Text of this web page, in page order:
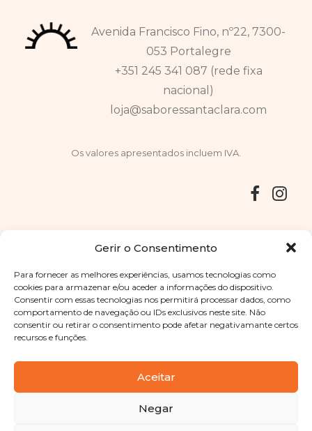
Gerir o Consentimento
Para fornecer as melhores experiências, usamos tecnologias como
cookies para armazenar e/ou aceder a informações do dispositivo.
Consentir com essas tecnologias nos permitirá processar dados, como
comportamento de navegação ou IDs exclusivos neste site. Não
consentir ou retirar o consentimento pode afetar negativamante certos
recursos e funções.
Aceitar
Negar
Avenida Francisco Fino, nº22, 7300-
053 Portalegre
+351 245 341 087 (rede fixa
nacional)
loja@saboressantaclara.com
Os valores apresentados incluem IVA.
Copyright © 2025 Sabores Santa Clara
. Todos os direitos
reservadosPolítica de Privacidade |Termos e condições
Designed byShift Your Branding Agency